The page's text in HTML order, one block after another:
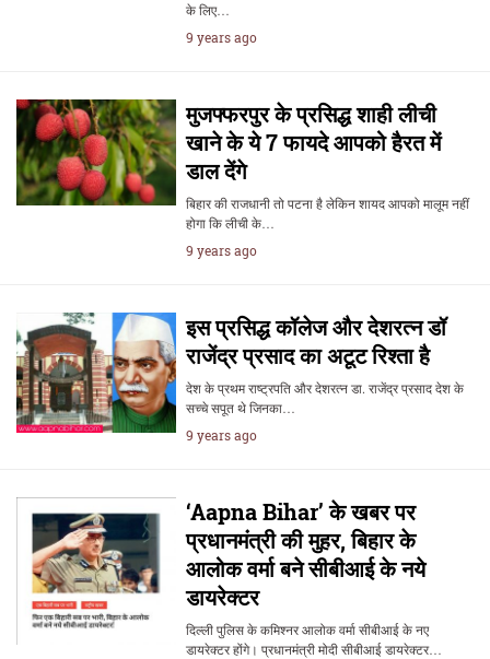
के लिए…
9 years ago
मुजफ्फरपुर के प्रसिद्ध शाही लीची
खाने के ये 7 फायदे आपको हैरत में
डाल देंगे
बिहार की राजधानी तो पटना है लेकिन शायद आपको मालूम नहीं
होगा कि लीची के…
9 years ago
इस प्रसिद्ध कॉलेज और देशरत्न डॉ
राजेंद्र प्रसाद का अटूट रिश्ता है
देश के प्रथम राष्ट्रपति और देशरत्न डा. राजेंद्र प्रसाद देश के
सच्चे सपूत थे जिनका…
9 years ago
‘Aapna Bihar’ के खबर पर
प्रधानमंत्री की मुहर, बिहार के
आलोक वर्मा बने सीबीआई के नये
डायरेक्टर
दिल्ली पुलिस के कमिश्नर आलोक वर्मा सीबीआई के नए
डायरेक्टर होंगे। प्रधानमंत्री मोदी सीबीआई डायरेक्टर…